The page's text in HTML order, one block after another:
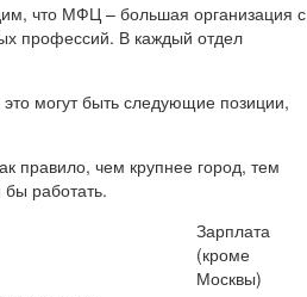
что МФЦ – большая организация с
профессий. В каждый отдел
могут быть следующие позиции,
правило, чем крупнее город, тем
работать.
Зарплата
(кроме
Москвы)